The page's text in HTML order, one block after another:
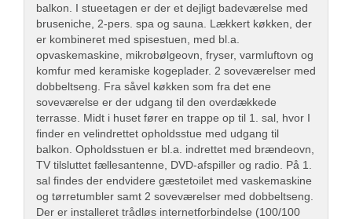
balkon. I stueetagen er der et dejligt badeværelse med
bruseniche, 2-pers. spa og sauna. Lækkert køkken, der
er kombineret med spisestuen, med bl.a.
opvaskemaskine, mikrobølgeovn, fryser, varmluftovn og
komfur med keramiske kogeplader. 2 soveværelser med
dobbeltseng. Fra såvel køkken som fra det ene
soveværelse er der udgang til den overdækkede
terrasse. Midt i huset fører en trappe op til 1. sal, hvor I
finder en velindrettet opholdsstue med udgang til
balkon. Opholdsstuen er bl.a. indrettet med brændeovn,
TV tilsluttet fællesantenne, DVD-afspiller og radio. På 1.
sal findes der endvidere gæstetoilet med vaskemaskine
og tørretumbler samt 2 soveværelser med dobbeltseng.
Der er installeret trådløs internetforbindelse (100/100